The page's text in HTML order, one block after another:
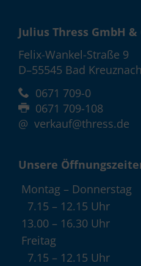
Julius Thress GmbH &
Felix-Wankel-Straße 9
D–55545 Bad Kreuznach
0671 709-0
0671 709-108
@ verkauf@thress.de
Unsere
Montag – Donnerstag
7.15 – 12.15 Uhr
13.00 – 16.30 Uhr
Freitag
7.15 – 12.15 Uhr